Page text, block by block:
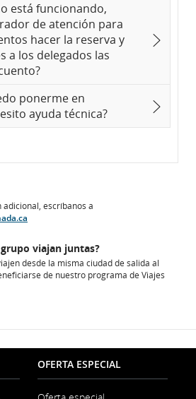
está funcionando,
de atención para
hacer la reserva y
a los delegados las
ponerme en
ayuda técnica?
escríbanos a
viajan juntas?
desde la misma ciudad de salida al
de nuestro programa de Viajes
OFERTA ESPECIAL